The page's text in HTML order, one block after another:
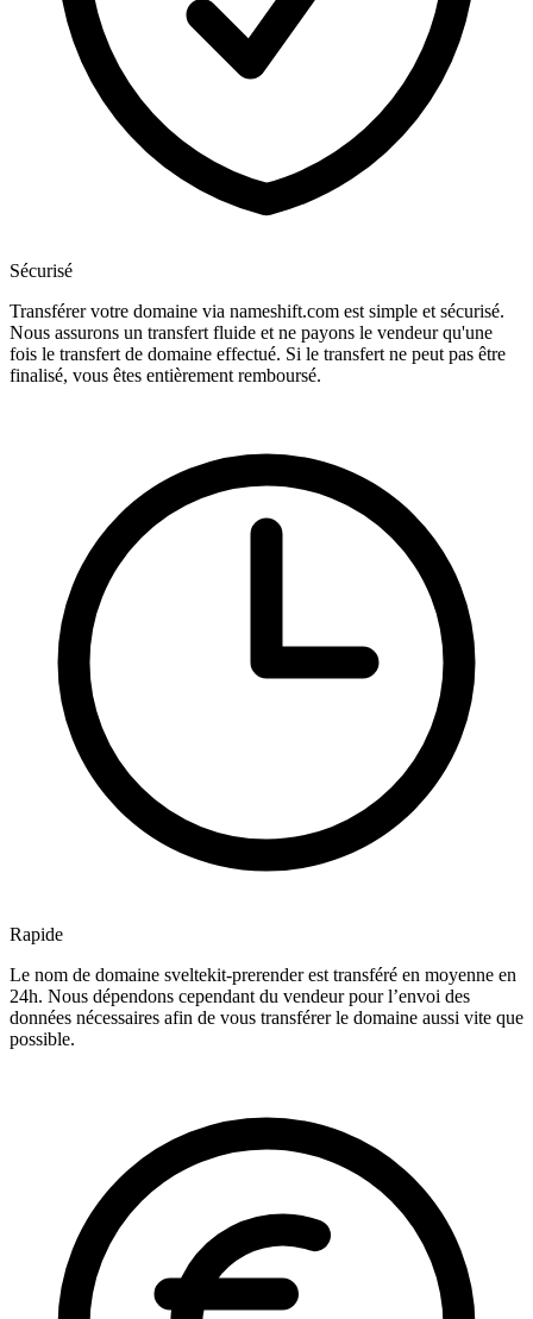
Sécurisé
Transférer votre domaine via nameshift.com est simple et sécurisé.
Nous assurons un transfert fluide et ne payons le vendeur qu'une
fois le transfert de domaine effectué. Si le transfert ne peut pas être
finalisé, vous êtes entièrement remboursé.
Rapide
Le nom de domaine sveltekit-prerender est transféré en moyenne en
24h. Nous dépendons cependant du vendeur pour l’envoi des
données nécessaires afin de vous transférer le domaine aussi vite que
possible.